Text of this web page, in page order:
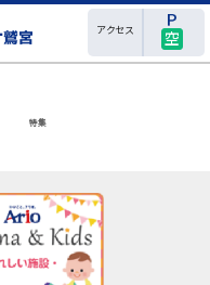
アクセス 空
特集